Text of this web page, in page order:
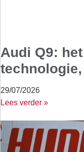
Audi Q9:
29/07/2026
Lees verder »